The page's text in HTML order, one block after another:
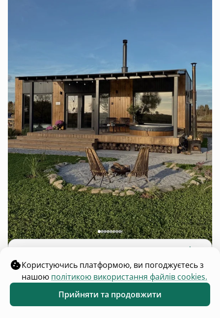
4 будинки
Гнідин, Київська область
від₴5 700доба
… 3 4 5 …
Користуючись платформою, ви погоджуєтесь з
нашою політикою використання файлів cookies.
Прийняти та продовжити
Каталог